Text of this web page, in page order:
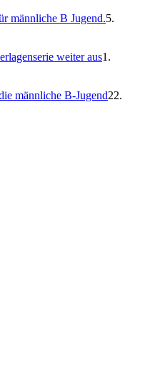
männliche B Jugend.5.
weiter aus1.
männliche B-Jugend22.